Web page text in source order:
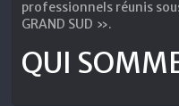
professionnels réunis
GRAND SUD ».
QUI